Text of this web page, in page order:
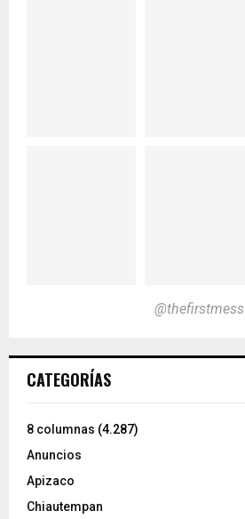
@thefirstmess
CATEGORÍAS
8 columnas (4.287)
Anuncios
Apizaco
Chiautempan